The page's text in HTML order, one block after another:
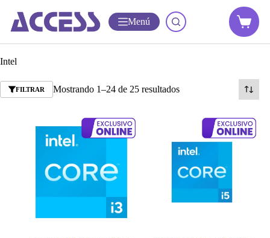
Menú
Intel
FILTRAR Mostrando 1–24 de 25 resultados